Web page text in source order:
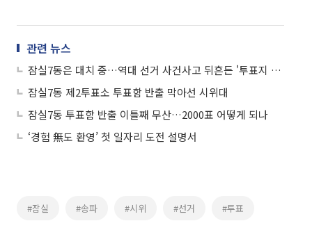
관련 뉴스
잠실7동은 대치 중…역대 선거 사건사고 뒤흔든 '투표지 부족' 사태
잠실7동 제2투표소 투표함 반출 막아선 시위대
잠실7동 투표함 반출 이틀째 무산…2000표 어떻게 되나
‘경험 無도 환영’ 첫 일자리 도전 설명서
#잠실 #송파 #시위 #선거 #투표